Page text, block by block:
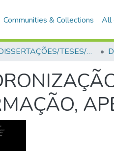
Communities & Collections All
DISSERTAÇÕES/TESES/MONOGRAFIAS